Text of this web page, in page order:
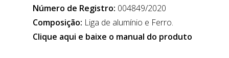
Número de Registro: 004849/2020
Composição: Liga de alumínio e Ferro.
Clique aqui e baixe o manual do produto